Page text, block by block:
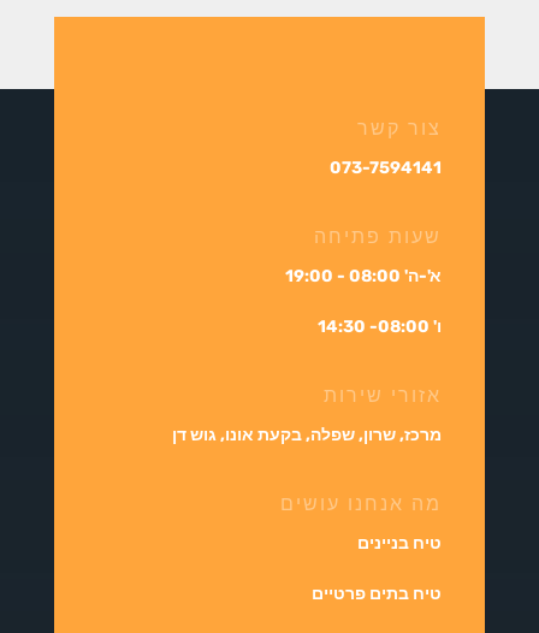
צור קשר
073-7594141
שעות פתיחה
א'-ה' 08:00 - 19:00
ו' 08:00- 14:30
אזורי שירות
מרכז, שרון, שפלה, בקעת אונו, גוש דן
מה אנחנו עושים
טיח בניינים
טיח בתים פרטיים